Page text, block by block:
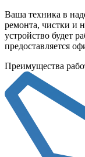
Ваша техника в
ремонта, чистки и
устройство будет
предоставляется
Преимущества